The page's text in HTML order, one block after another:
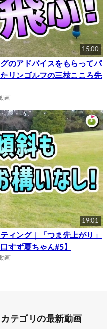
15:00
のアドバイスをもらってパ
リンゴルフの三枝こころ先
画
19:01
ィング｜「つま先上がり」
すず夏ちゃん#5】
画
カテゴリの最新動画